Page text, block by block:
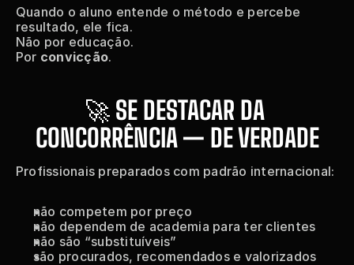
Quando o aluno entende o método e percebe
resultado, ele fica.
Não por educação.
Por convicção.
🚀 SE DESTACAR DA
CONCORRÊNCIA — DE VERDADE
Profissionais preparados com padrão internacional:
não competem por preço
não dependem de academia para ter clientes
não são “substituíveis”
são procurados, recomendados e valorizados